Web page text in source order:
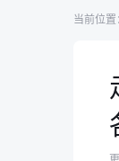
当前位置